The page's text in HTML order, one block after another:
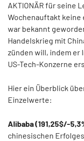
AKTIONÄR für seine
Wochenauftakt keine
war bekannt
Handelskrieg mit
zünden will, indem er
US-Tech-Konzerne
Hier ein Überblick
Einzelwerte:
Alibaba (191,25$/-
chinesischen